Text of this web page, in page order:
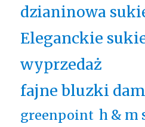
dzianinowa
Eleganckie
wyprzedaż
fajne bluzki
greenpoint h & m